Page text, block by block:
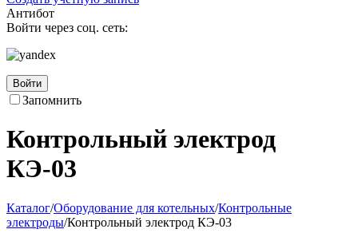
Антибот
Войти через соц. сеть:
Войти
Запомнить
Контрольный электрод
КЭ-03
Каталог/Оборудование для котельных/Контрольные
электроды/Контрольный электрод КЭ-03